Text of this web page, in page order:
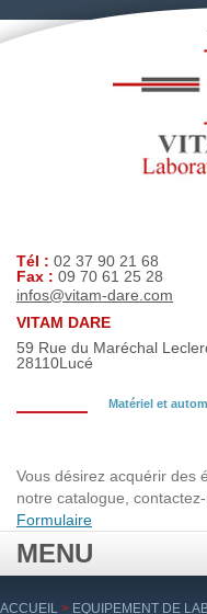
Tél : 02 37 90 21 68
Fax : 09 70 61 25 28
infos@vitam-dare.com
VITAM DARE
59 Rue du Maréchal
28110Lucé
Matériel et
Vous désirez acquérir des
notre catalogue,
Formulaire
MENU
Aller
ACCUEIL > EQUIPEMENT DE